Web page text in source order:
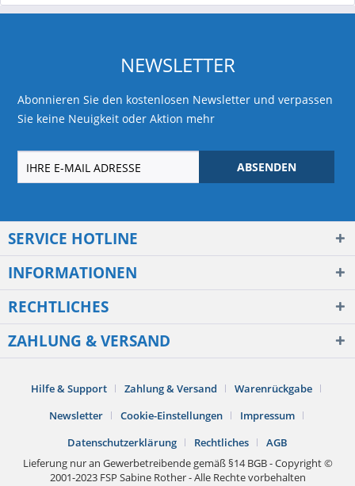
NEWSLETTER
Abonnieren Sie den kostenlosen Newsletter und verpassen
Sie keine Neuigkeit oder Aktion mehr
ABSENDEN
SERVICE HOTLINE
INFORMATIONEN
RECHTLICHES
ZAHLUNG & VERSAND
Hilfe & Support Zahlung & Versand
Warenrückgabe
Newsletter
Cookie-Einstellungen
Impressum
Datenschutzerklärung
Rechtliches
AGB
Lieferung nur an Gewerbetreibende gemäß §14 BGB - Copyright ©
2001-2023 FSP Sabine Rother - Alle Rechte vorbehalten